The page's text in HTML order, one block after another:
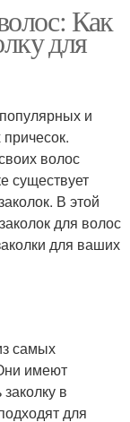
Как
для
и
волос
существует
В этой
для волос
для ваших
самых
имеют
в
для